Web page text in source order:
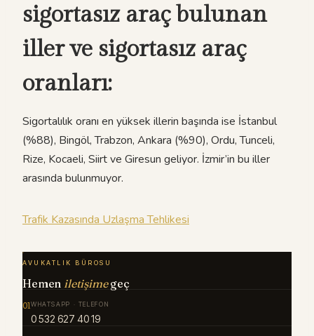
sigortasız araç bulunan
iller ve sigortasız araç
oranları:
Sigortalılık oranı en yüksek illerin başında ise İstanbul
(%88), Bingöl, Trabzon, Ankara (%90), Ordu, Tunceli,
Rize, Kocaeli, Siirt ve Giresun geliyor. İzmir’in bu iller
arasında bulunmuyor.
Trafik Kazasında Uzlaşma Tehlikesi
AVUKATLIK BÜROSU
Hemen iletişimegeç
01WHATSAPP · TELEFON
0 532 627 40 19